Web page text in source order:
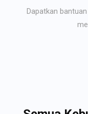
Dapatkan